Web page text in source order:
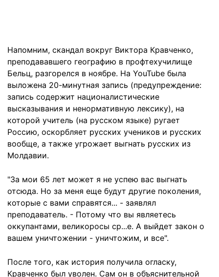
Напомним, скандал вокруг Виктора Кравченко,
преподававшего географию в профтехучилище
Бельц, разгорелся в ноябре. На YouTube была
выложена 20-минутная запись (предупреждение:
запись содержит националистические
высказывания и ненормативную лексику), на
которой учитель (на русском языке) ругает
Россию, оскорбляет русских учеников и русских
вообще, а также угрожает выгнать русских из
Молдавии.
"За мои 65 лет может я не успею вас выгнать
отсюда. Но за меня еще будут другие поколения,
которые с вами справятся... - заявлял
преподаватель. - Потому что вы являетесь
оккупантами, великоросы ср...е. А выйдет закон о
вашем уничтожении - уничтожим, и все".
После того, как история получила огласку,
Кравченко был уволен. Сам он в объяснительной